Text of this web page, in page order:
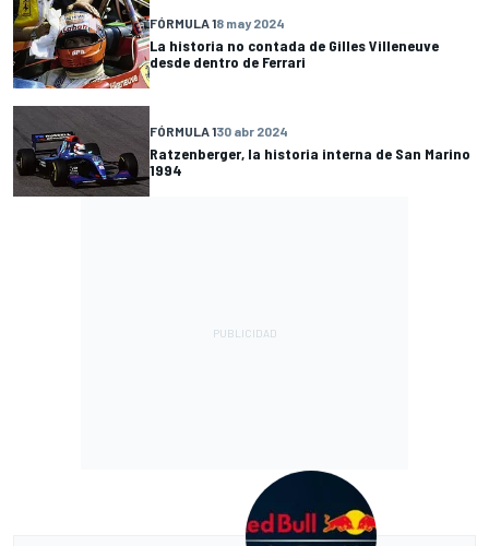
FÓRMULA 18 may 2024
La historia no contada de Gilles Villeneuve
desde dentro de Ferrari
FÓRMULA 130 abr 2024
Ratzenberger, la historia interna de San Marino
1994